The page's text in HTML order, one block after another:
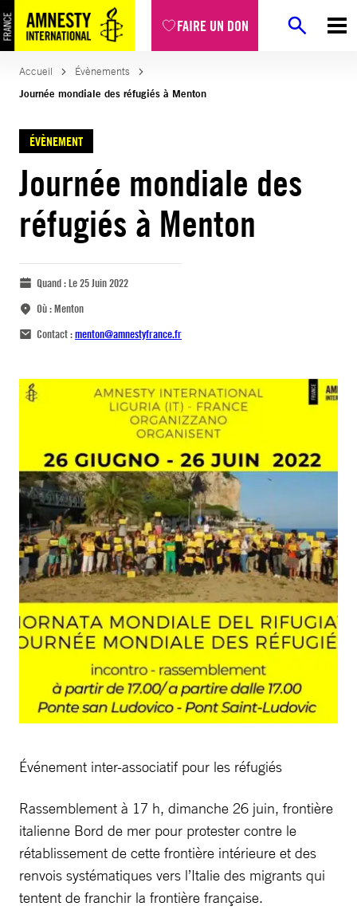
FAIRE UN DON
Accueil
Évènements
Journée mondiale des réfugiés à Menton
ÉVÈNEMENT
Journée mondiale des
réfugiés à Menton
Quand :Le 25 Juin 2022
Où :Menton
Contact :menton@amnestyfrance.fr
Événement inter-associatif pour les réfugiés
Rassemblement à 17 h, dimanche 26 juin, frontière
italienne Bord de mer pour protester contre le
rétablissement de cette frontière intérieure et des
renvois systématiques vers l’Italie des migrants qui
tentent de franchir la frontière française.